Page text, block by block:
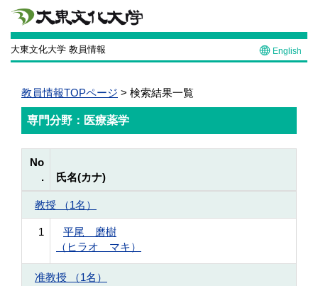
大東文化大学 教員情報 English
教員情報TOPページ > 検索結果一覧
専門分野：医療薬学
No
.
氏名(カナ)
教授 （1名）
1
平尾 磨樹
（ヒラオ マキ）
准教授 （1名）